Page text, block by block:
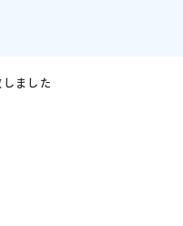
ました